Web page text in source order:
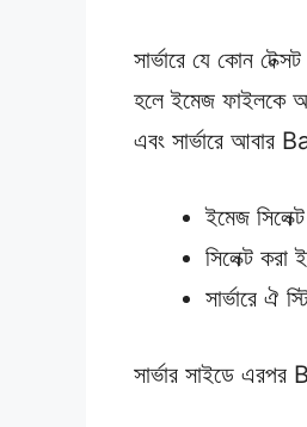
সার্ভারে যে কোন
হলে ইমেজ ফাইলকে
এবং সার্ভারে আবার
ইমেজ
সিলেক্ট
সার্ভারে ঐ
সার্ভার সাইডে এরপর